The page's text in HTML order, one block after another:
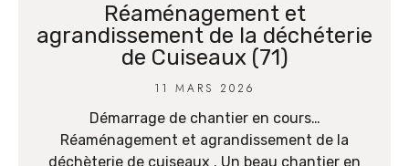
Réaménagement et
agrandissement de la déchéterie
de Cuiseaux (71)
11 MARS 2026
Démarrage de chantier en cours…
Réaménagement et agrandissement de la
déchèterie de cuiseaux . Un beau chantier en